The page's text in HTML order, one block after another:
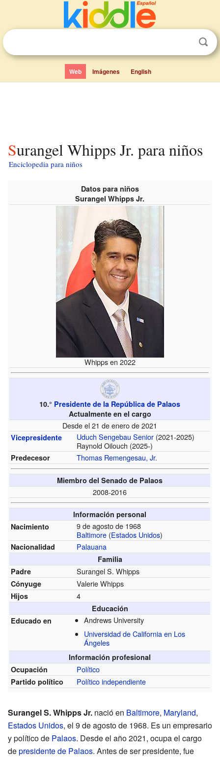
Web Imágenes English
Surangel Whipps Jr. para niños
Enciclopedia para niños
Datos para niños
Surangel Whipps Jr.
Whipps en 2022
10.° Presidente de la República de Palaos
Actualmente en el cargo
Desde el 21 de enero de 2021
Vicepresidente Uduch Sengebau Senior (2021-2025)
Raynold Oilouch (2025-)
Predecesor Thomas Remengesau, Jr.
Miembro del Senado de Palaos
2008-2016
Información personal
Nacimiento
9 de agosto de 1968
Baltimore (Estados Unidos)
Nacionalidad Palauana
Familia
Padre
Surangel S. Whipps
Cónyuge Valerie Whipps
Hijos 4
Educación
Educado en
Andrews University
Universidad de California en Los
Ángeles
Información profesional
Ocupación
Político
Partido político Político independiente
Surangel S. Whipps Jr. nació en Baltimore, Maryland,
Estados Unidos, el 9 de agosto de 1968. Es un empresario
y político de Palaos. Desde el año 2021, ocupa el cargo
depresidente de Palaos. Antes de ser presidente, fue